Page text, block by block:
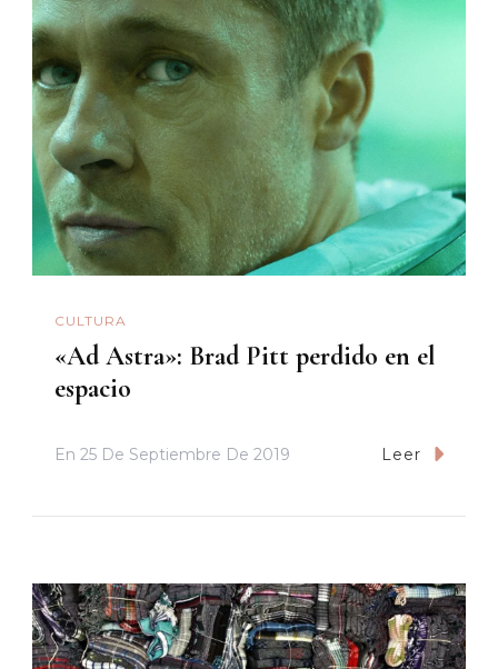
CULTURA
«Ad Astra»: Brad Pitt perdido en el
espacio
En 25 De Septiembre De 2019 Leer